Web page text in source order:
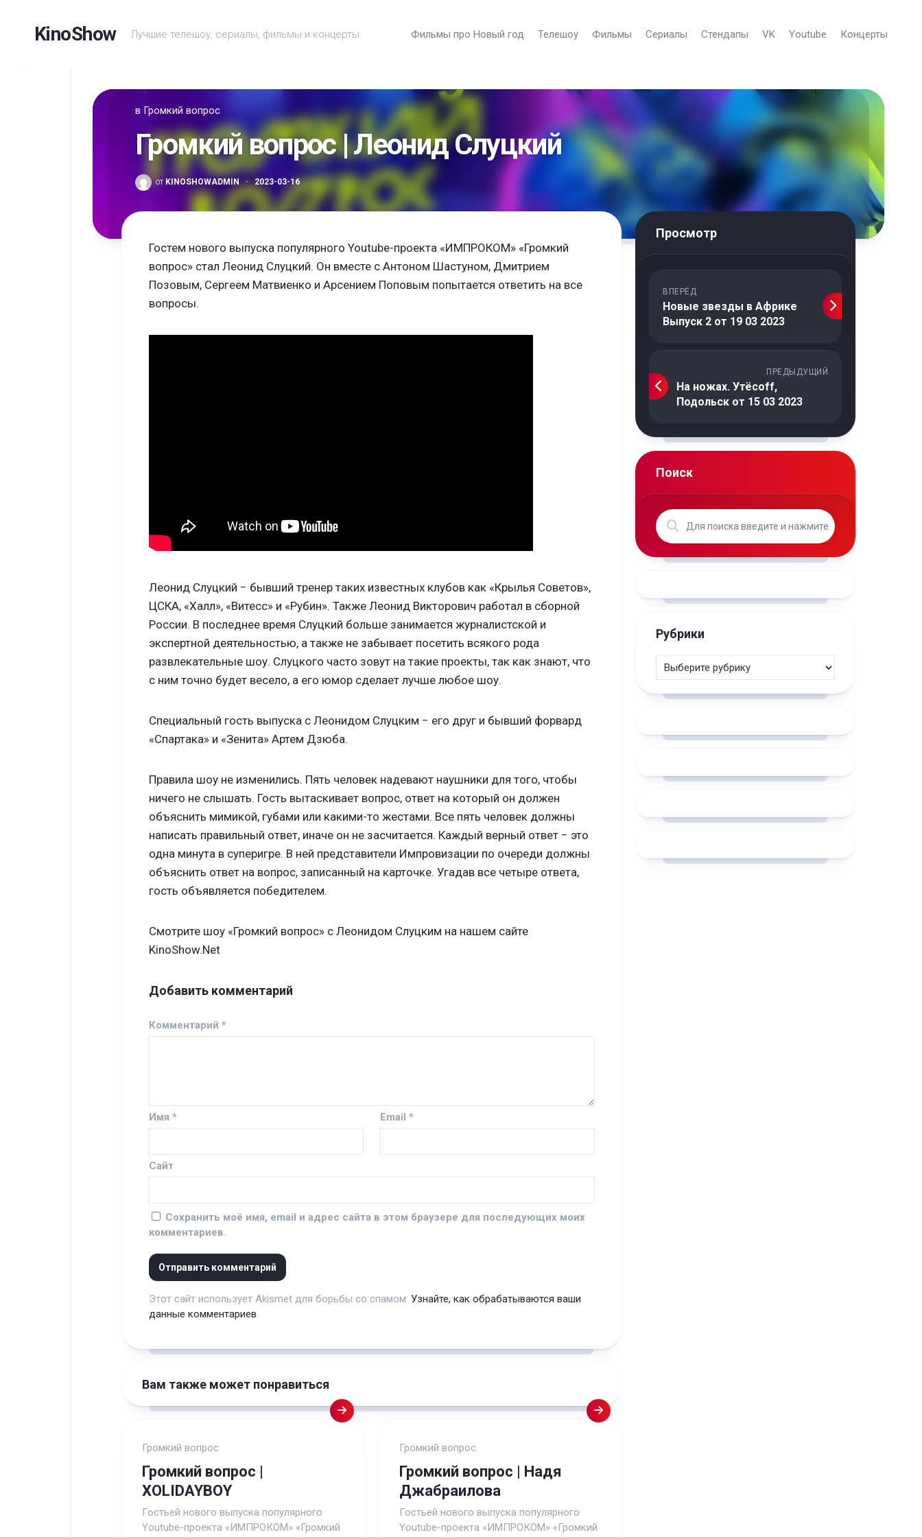
содержаниюKinoShow Лучшие телешоу, сериалы, фильмы и концерты Фильмы про Новый год Телешоу Фильмы Сериалы Стендапы VK Youtube Концерты
в Громкий вопрос
Громкий вопрос | Леонид Слуцкий
отKINOSHOWADMIN · 2023-03-16
Гостем нового выпуска популярного Youtube-проекта «ИМПРОКОМ» «Громкий
вопрос» стал Леонид Слуцкий. Он вместе с Антоном Шастуном, Дмитрием
Позовым, Сергеем Матвиенко и Арсением Поповым попытается ответить на все
вопросы.
Леонид Слуцкий − бывший тренер таких известных клубов как «Крылья Советов»,
ЦСКА, «Халл», «Витесс» и «Рубин». Также Леонид Викторович работал в сборной
России. В последнее время Слуцкий больше занимается журналистской и
экспертной деятельностью, а также не забывает посетить всякого рода
развлекательные шоу. Слуцкого часто зовут на такие проекты, так как знают, что
с ним точно будет весело, а его юмор сделает лучше любое шоу.
Специальный гость выпуска с Леонидом Слуцким − его друг и бывший форвард
«Спартака» и «Зенита» Артем Дзюба.
Правила шоу не изменились. Пять человек надевают наушники для того, чтобы
ничего не слышать. Гость вытаскивает вопрос, ответ на который он должен
объяснить мимикой, губами или какими-то жестами. Все пять человек должны
написать правильный ответ, иначе он не засчитается. Каждый верный ответ − это
одна минута в суперигре. В ней представители Импровизации по очереди должны
объяснить ответ на вопрос, записанный на карточке. Угадав все четыре ответа,
гость объявляется победителем.
Смотрите шоу «Громкий вопрос» с Леонидом Слуцким на нашем сайте
KinoShow.Net
Добавить комментарий
Комментарий *
Имя * Email*
Сайт
Сохранить моё имя, email и адрес сайта в этом браузере для последующих моих
комментариев.
Этот сайт использует Akismet для борьбы со спамом. Узнайте, как обрабатываются ваши
данные комментариев.
Вам также может понравиться
Громкий вопрос
Громкий вопрос |
XOLIDAYBOY
Гостьей нового выпуска популярного
Youtube-проекта «ИМПРОКОМ» «Громкий
Громкий вопрос
Громкий вопрос | Надя
Джабраилова
Гостьей нового выпуска популярного
Youtube-проекта «ИМПРОКОМ» «Громкий
Просмотр
ВПЕРЁД
Новые звезды в Африке
Выпуск 2 от 19 03 2023
ПРЕДЫДУЩИЙ
На ножах. Утёсoff,
Подольск от 15 03 2023
Поиск
Рубрики